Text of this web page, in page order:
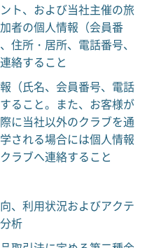
ト、および当社主催の旅
者の個人情報（会員番
住所・居所、電話番号、
絡すること
（氏名、会員番号、電話
ること。また、お客様が
に当社以外のクラブを通
される場合には個人情報
ラブへ連絡すること
、利用状況およびアクテ
析